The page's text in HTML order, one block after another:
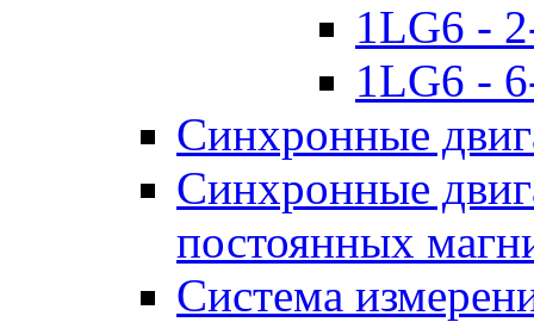
1LG6 -
1LG6 -
Синхронные
Синхронные
постоянных
Система